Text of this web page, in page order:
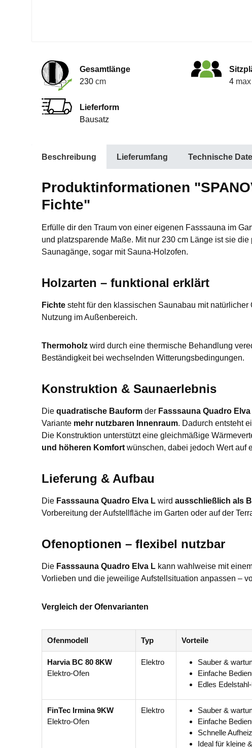
Gesamtlänge
230 cm
4 max
Lieferform
Bausatz
Beschreibung Lieferumfang Technische
Produktinformationen
Fichte"
Erfülle dir den Traum von einer eigenen Fasssauna im
und platzsparende Maße. Mit nur 230 cm Länge ist sie
Saunagänge, sogar mit Sauna-Holzofen.
Holzarten – funktional erklärt
Fichte steht für den klassischen Saunabau mit
Nutzung im Außenbereich.
Thermoholz wird durch eine thermische Behandlung
Beständigkeit bei wechselnden Witterungsbedingungen.
Konstruktion & Saunaerlebnis
Die quadratische Bauform der Fasssauna Quadro Elva
Variante mehr nutzbaren Innenraum. Dadurch entsteht
Die Konstruktion unterstützt eine gleichmäßige
und höheren Komfort wünschen, dabei jedoch Wert auf
Lieferung & Aufbau
Die Fasssauna Quadro Elva L wird ausschließlich als
Vorbereitung der Aufstellfläche im Garten oder auf der
Ofenoptionen – flexibel nutzbar
Die Fasssauna Quadro Elva L kann wahlweise mit
Vorlieben und die jeweilige Aufstell­situation anpassen –
Vergleich der Ofenvarianten
Ofenmodell Typ Vorteile
Harvia BC 80 8KW
Elektro-Ofen
Elektro
Sauber &
Einfache
Edles
FinTec Irmina 9KW
Elektro-Ofen
Elektro
Sauber &
Einfache
Schnelle
Ideal für kleine